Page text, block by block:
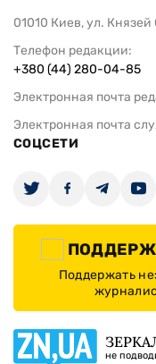
01010 Киев, ул.
Телефон редакции:
+380 (44) 280-04-85
Электронная почта
Электронная почта
СОЦСЕТИ
Поддержать
не